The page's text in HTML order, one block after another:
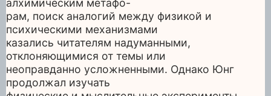
рам, поиск аналогий между физикой и
психическими механизмами
казались читателям надуманными,
отклоняющимися от темы или
неоправданно усложненными. Однако Юнг
продолжал изучать